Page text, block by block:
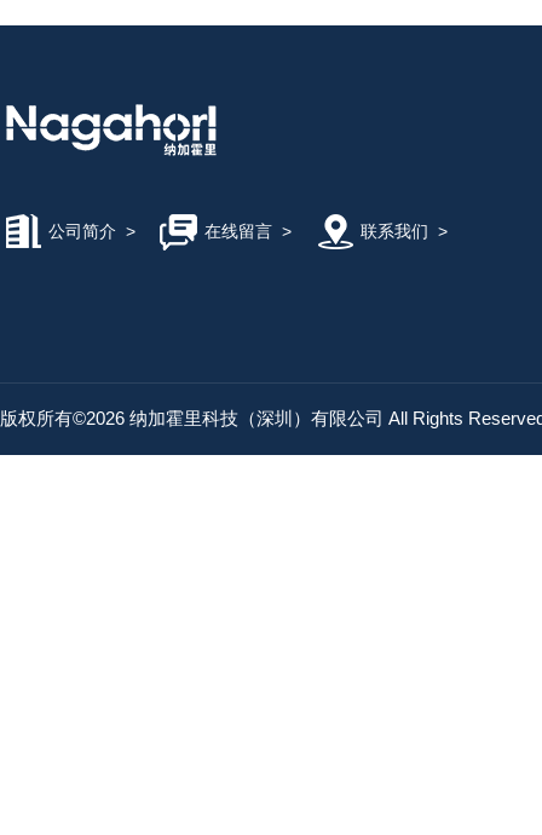
公司简介 > 在线留言> 联系我们 >
版权所有©2026 纳加霍里科技（深圳）有限公司 All Rights